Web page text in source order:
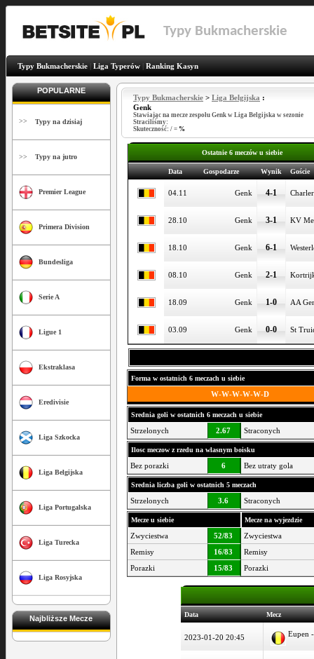
Typy Bukmacherskie
Typy Bukmacherskie Liga Typerów Ranking Kasyn
POPULARNE
>> Typy na dzisiaj
>> Typy na jutro
Premier League
Primera Division
Bundesliga
Serie A
Ligue 1
Ekstraklasa
Eredivisie
Liga Szkocka
Liga Belgijska
Liga Portugalska
Liga Turecka
Liga Rosyjska
Najbliższe Mecze
Typy Bukmacherskie > Liga Belgijska :
Genk
Stawiając na mecze zespołu Genk w Liga Belgijska w sezonie
Straciliśmy:
Skuteczność: / = %
Ostatnie 6 meczów u siebie
Data Gospodarze Wynik Goście
04.11 Genk 4-1
28.10 Genk 3-1 KV
18.10 Genk 6-1
08.10 Genk 2-1
18.09 Genk 1-0 AA
03.09 Genk 0-0 St
Forma w ostatnich 6 meczach u siebie
W-W-W-W-W-D
Srednia goli w ostatnich 6 meczach u siebie
Strzelonych 2.67 Straconych
Ilosc meczow z rzedu na wlasnym boisku
Bez porazki 6 Bez utraty gola
Srednia liczba goli w ostatnich 5 meczach
Strzelonych 3.6 Straconych
Mecze u siebie Mecze na wyjezdzie
Zwyciestwa 52/83
Zwyciestwa
Remisy
16/83
Remisy
Porazki
15/83 Porazki
Data Mecz
2023-01-20 20:45 Eupen